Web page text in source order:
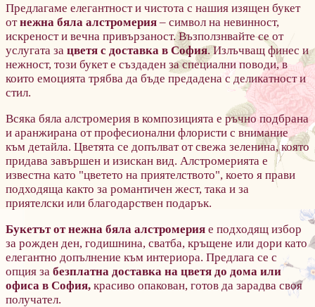
Предлагаме елегантност и чистота с нашия изящен букет
отнежна бяла алстромерия – символ на невинност,
искреност и вечна привързаност. Възползнвайте се от
услугата за цветя с доставка в София. Излъчващ финес и
нежност, този букет е създаден за специални поводи, в
които емоцията трябва да бъде предадена с деликатност и
стил.
Всяка бяла алстромерия в композицията е ръчно подбрана
и аранжирана от професионални флористи с внимание
към детайла. Цветята се допълват от свежа зеленина, която
придава завършен и изискан вид. Алстромерията е
известна като "цветето на приятелството", което я прави
подходяща както за романтичен жест, така и за
приятелски или благодарствен подарък.
Букетът от нежна бяла алстромерия е подходящ избор
за рожден ден, годишнина, сватба, кръщене или дори като
елегантно допълнение към интериора. Предлага се с
опция за безплатна доставка на цветя до дома или
офиса в София, красиво опакован, готов да зарадва своя
получател.